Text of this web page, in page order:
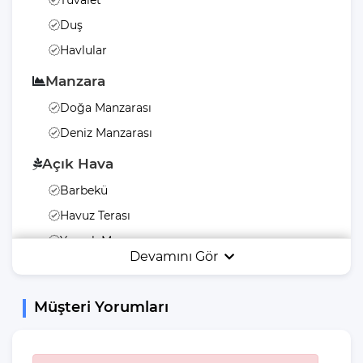
donatılmıştır. Bahçemiz ise sakin ve huzurlu anların keyfini
çıkarabileceğiniz ideal bir ortam sunar. Bu villa, hem günlük
yaşamın stresinden uzaklaşmak hem de huzurlu bir tatil
Herşeyden uzakta muhteşem bir tatil keyfi yaşamak için hemen
Villa Gezegeni olsun.
Duş
Havlular
Manzara
Doğa Manzarası
Deniz Manzarası
Açık Hava
Barbekü
Havuz Terası
Yemek Masası
Bahçe Mobilyası
Bahçe
Devamını Gör
Müşteri Yorumları